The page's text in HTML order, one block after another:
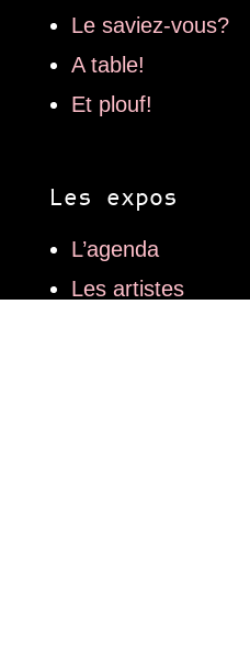
Le saviez-vous?
A table!
Et plouf!
Les expos
L’agenda
Les artistes